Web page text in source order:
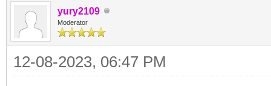
yury2109
Moderator
12-08-2023, 06:47 PM